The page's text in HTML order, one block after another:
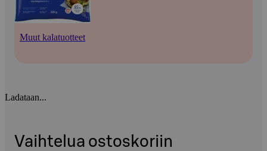
Muut kalatuotteet
Ladataan...
Vaihtelua ostoskoriin